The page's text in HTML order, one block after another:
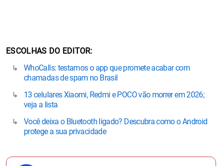
ESCOLHAS DO EDITOR
WhoCalls: testamos o app que promete acabar com
chamadas de spam no Brasil
13 celulares Xiaomi, Redmi e POCO vão morrer em 2026;
veja a lista
Você deixa o Bluetooth ligado? Descubra como o Android
protege a sua privacidade